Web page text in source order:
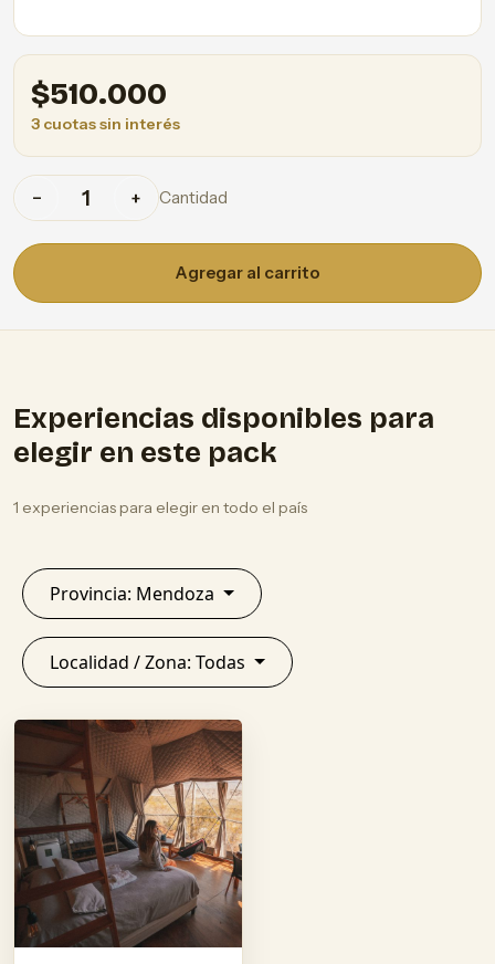
$510.000
3 cuotas sin interés
− + Cantidad
Agregar al carrito
Experiencias disponibles para
elegir en este pack
1 experiencias para elegir en todo el país
Provincia: Mendoza
Localidad / Zona: Todas